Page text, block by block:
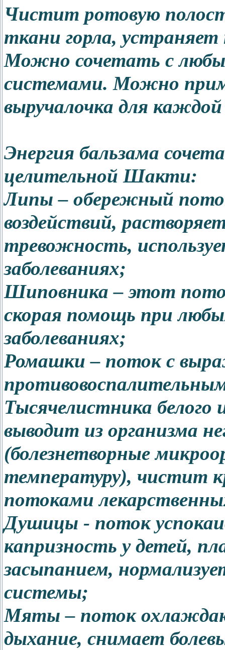
Чистит ротовую
ткани горла, устраняет
Можно сочетать с
системами. Можно
выручалочка для
Энергия бальзама
целительной Шакти:
Липы – обережный
воздействий,
тревожность,
заболеваниях;
Шиповника – этот
скорая помощь при
заболеваниях;
Ромашки – поток с
Тысячелистника белого
выводит из организма
(болезнетворные
температуру), чистит
потоками
Душицы - поток
капризность у детей,
засыпанием,
системы;
Мяты – поток
дыхание, снимает